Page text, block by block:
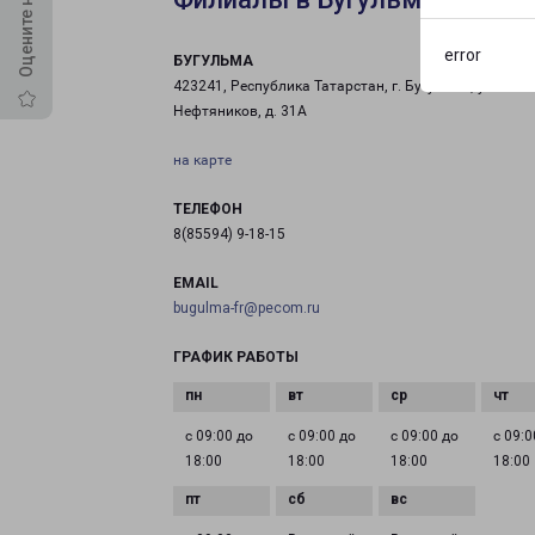
error
БУГУЛЬМА
423241, Республика Татарстан, г. Бугульма, ул.
Нефтяников, д. 31А
на карте
ТЕЛЕФОН
8(85594) 9-18-15
EMAIL
bugulma-fr@pecom.ru
ГРАФИК РАБОТЫ
с 09:00 до
18:00
с 09:00 до
18:00
с 09:00 до
18:00
с
18:00